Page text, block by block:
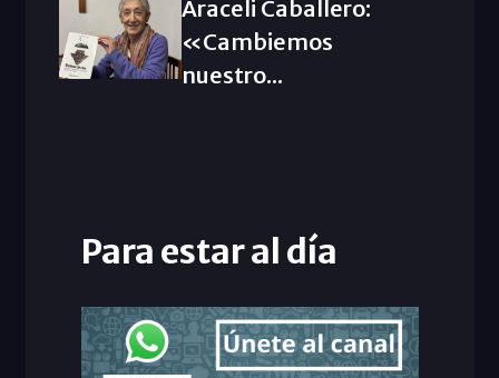
Araceli Caballero:
«Cambiemos
nuestro...
Para estar al día